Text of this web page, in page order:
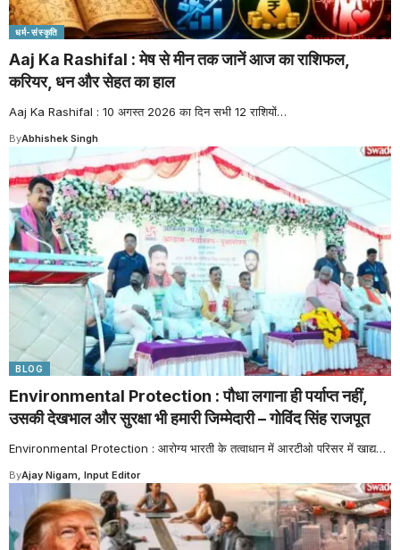
धर्म-संस्कृति
Aaj Ka Rashifal : मेष से मीन तक जानें आज का राशिफल,
करियर, धन और सेहत का हाल
Aaj Ka Rashifal : 10 अगस्त 2026 का दिन सभी 12 राशियों…
ByAbhishek Singh
BLOG
Environmental Protection : पौधा लगाना ही पर्याप्त नहीं,
उसकी देखभाल और सुरक्षा भी हमारी जिम्मेदारी – गोविंद सिंह राजपूत
Environmental Protection : आरोग्य भारती के तत्वाधान में आरटीओ परिसर में खाद्य…
ByAjay Nigam, Input Editor